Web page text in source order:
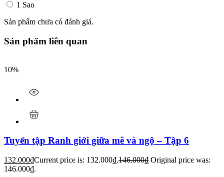
1 Sao
Sản phẩm chưa có đánh giá.
Sản phẩm liên quan
10%
Tuyển tập Ranh giới giữa mê và ngộ – Tập 6
132.000₫Current price is: 132.000₫.146.000₫ Original price was:
146.000₫.